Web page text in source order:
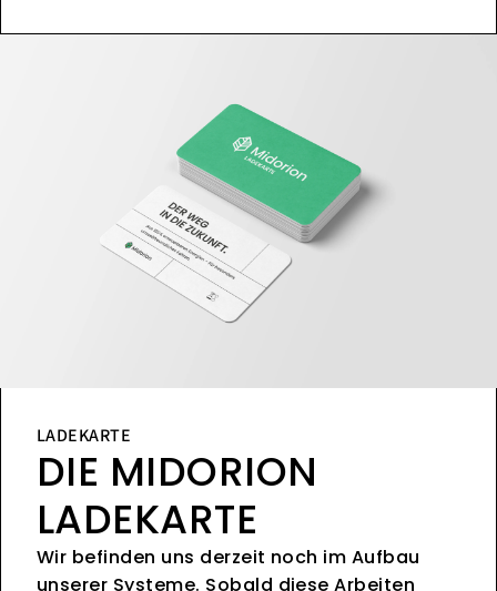
LADEKARTE
DIE MIDORION
LADEKARTE
Wir befinden uns derzeit noch im Aufbau
unserer Systeme. Sobald diese Arbeiten